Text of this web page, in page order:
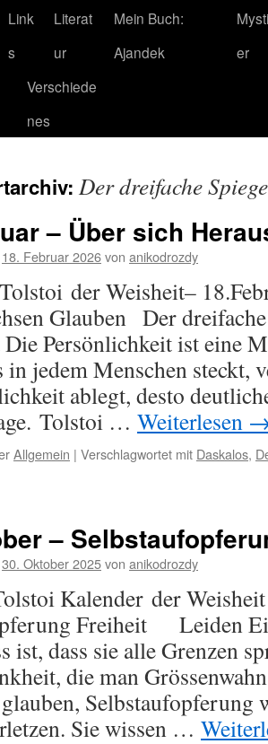
Link
s
Literat
ur
Mein Buch:
Ajandek
er
Verschiede
nes
Der dreifache
– Über sich
18. Februar 2026von anikodrozdy
der Weisheit–
Glauben Der
Die Persönlichkeit ist eine
in jedem Menschen steckt,
ablegt, desto
Tolstoi … Weiterlesen
Allgemein | Verschlagwortet mit Daskalos,
–
30. Oktober 2025von anikodrozdy
Kalender der
Freiheit Leiden
ist, dass sie alle Grenzen
die man
Selbstaufopferung
Sie wissen …